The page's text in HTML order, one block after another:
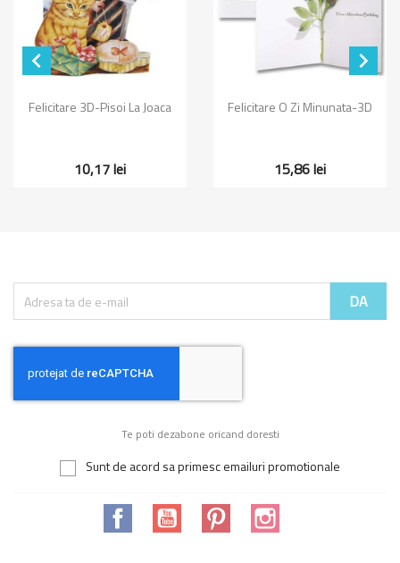

Felicitare 3D-Pisoi La Joaca
10,17 lei
Felicitare O Zi Minunata-3D
15,86 lei

Te poti dezabone oricand doresti
Sunt de acord sa primesc emailuri promotionale
Facebook YouTube Pinterest